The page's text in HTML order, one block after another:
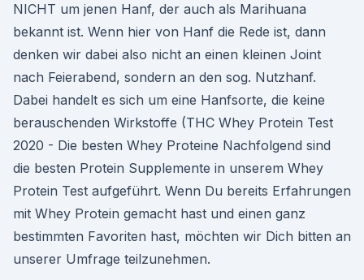
NICHT um jenen Hanf, der auch als Marihuana
bekannt ist. Wenn hier von Hanf die Rede ist, dann
denken wir dabei also nicht an einen kleinen Joint
nach Feierabend, sondern an den sog. Nutzhanf.
Dabei handelt es sich um eine Hanfsorte, die keine
berauschenden Wirkstoffe (THC Whey Protein Test
2020 - Die besten Whey Proteine Nachfolgend sind
die besten Protein Supplemente in unserem Whey
Protein Test aufgeführt. Wenn Du bereits Erfahrungen
mit Whey Protein gemacht hast und einen ganz
bestimmten Favoriten hast, möchten wir Dich bitten an
unserer Umfrage teilzunehmen.